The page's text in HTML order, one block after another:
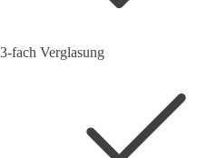
3-fach Verglasung